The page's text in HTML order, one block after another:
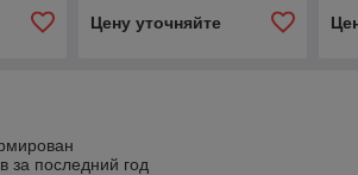
Цену уточняйте
за последний год